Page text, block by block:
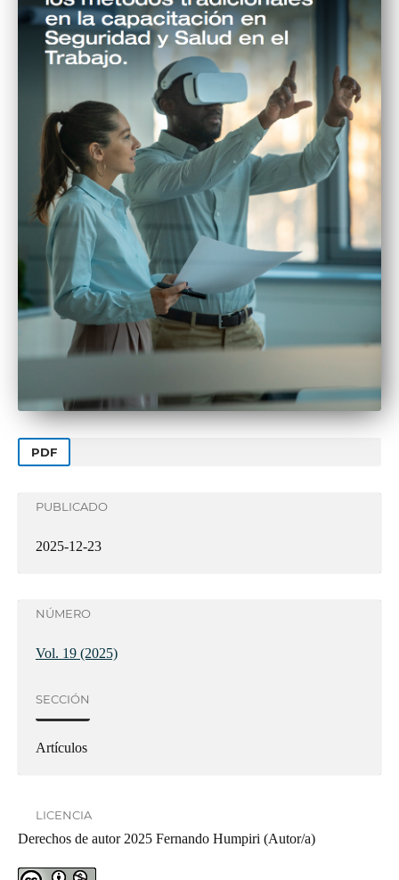
PDF
PUBLICADO
2025-12-23
NÚMERO
Vol. 19 (2025)
SECCIÓN
Artículos
LICENCIA
Derechos de autor 2025 Fernando Humpiri (Autor/a)